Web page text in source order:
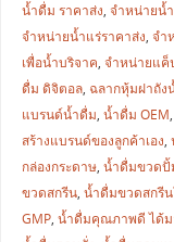
น้ำดื่ม ราคาส่ง, จำหน่ายน้
จำหน่ายน้ำแร่ราคาส่ง, จำ
เพื่อน้ำบริจาค, จำหน่ายแค็
ดื่ม ดิจิตอล, ฉลากหุ้มฝาถัง
แบรนด์น้ำดื่ม, น้ำดื่ม OEM,
สร้างแบรนด์ของลูกค้าเอง,
กล่องกระดาษ, น้ำดื่มขวด
ขวดสกรีน, น้ำดื่มขวดสกรีน
GMP, น้ำดื่มคุณภาพดี ได้ม